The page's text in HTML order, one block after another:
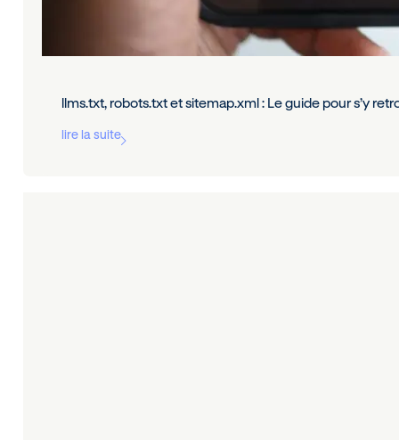
llms.txt, robots.txt et sitemap.xml : Le guide pour s’y
lire la suite